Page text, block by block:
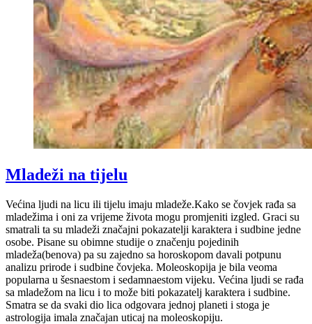
Mladeži na tijelu
Većina ljudi na licu ili tijelu imaju mladeže.Kako se čovjek rađa sa
mladežima i oni za vrijeme života mogu promjeniti izgled. Graci su
smatrali ta su mladeži značajni pokazatelji karaktera i sudbine jedne
osobe. Pisane su obimne studije o značenju pojedinih
mladeža(benova) pa su zajedno sa horoskopom davali potpunu
analizu prirode i sudbine čovjeka. Moleoskopija je bila veoma
popularna u šesnaestom i sedamnaestom vijeku. Većina ljudi se rađa
sa mladežom na licu i to može biti pokazatelj karaktera i sudbine.
Smatra se da svaki dio lica odgovara jednoj planeti i stoga je
astrologija imala značajan uticaj na moleoskopiju.